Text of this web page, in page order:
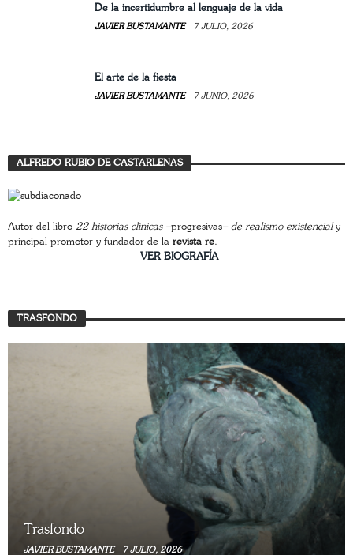
De la incertidumbre al lenguaje de la vida
JAVIER BUSTAMANTE 7 JULIO, 2026
El arte de la fiesta
JAVIER BUSTAMANTE 7 JUNIO, 2026
ALFREDO RUBIO DE CASTARLENAS
Autor del libro 22 historias clínicas –progresivas– de realismo existencialy
principal promotor y fundador de la revista re.
VER BIOGRAFÍA
TRASFONDO
Trasfondo
JAVIER BUSTAMANTE 7 JULIO, 2026